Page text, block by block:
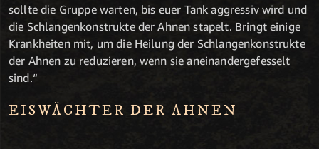
sollte die Gruppe warten, bis euer Tank aggressiv wird und
die Schlangenkonstrukte der Ahnen stapelt. Bringt einige
Krankheiten mit, um die Heilung der Schlangenkonstrukte
der Ahnen zu reduzieren, wenn sie aneinandergefesselt
sind.“
EISWÄCHTER DER AHNEN